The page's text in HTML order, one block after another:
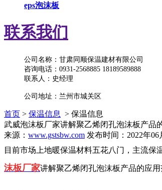
eps泡沫板
联系我们
公司名称：甘肃同顺保温建材有限公司
咨询电话：0931-2568885 18189589888
联系人：史经理
公司地址：兰州市城关区
首页 > 保温信息 > 保温信息
武威泡沫板厂家讲解聚乙烯闭孔泡沫板产品
来源： www.gstsbw.com 发布时间：2022年06
目前市场上地暖保温材料五花八门，主流保
沫板厂家讲解聚乙烯闭孔泡沫板产品的应用